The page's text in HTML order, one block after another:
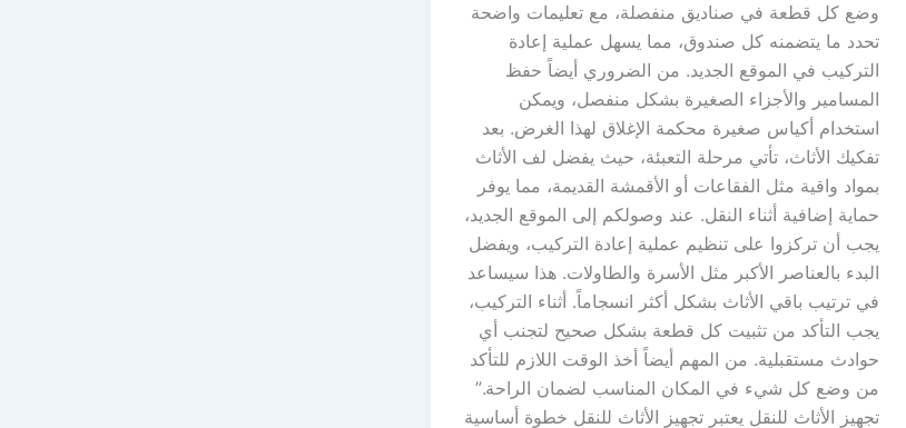
وضع كل قطعة في صناديق منفصلة، مع تعليمات واضحة
تحدد ما يتضمنه كل صندوق، مما يسهل عملية إعادة
التركيب في الموقع الجديد. من الضروري أيضاً حفظ
المسامير والأجزاء الصغيرة بشكل منفصل، ويمكن
استخدام أكياس صغيرة محكمة الإغلاق لهذا الغرض. بعد
تفكيك الأثاث، تأتي مرحلة التعبئة، حيث يفضل لف الأثاث
بمواد واقية مثل الفقاعات أو الأقمشة القديمة، مما يوفر
حماية إضافية أثناء النقل. عند وصولكم إلى الموقع الجديد،
يجب أن تركزوا على تنظيم عملية إعادة التركيب، ويفضل
البدء بالعناصر الأكبر مثل الأسرة والطاولات. هذا سيساعد
في ترتيب باقي الأثاث بشكل أكثر انسجاماً. أثناء التركيب،
يجب التأكد من تثبيت كل قطعة بشكل صحيح لتجنب أي
حوادث مستقبلية. من المهم أيضاً أخذ الوقت اللازم للتأكد
من وضع كل شيء في المكان المناسب لضمان الراحة.”
تجهيز الأثاث للنقل يعتبر تجهيز الأثاث للنقل خطوة أساسية